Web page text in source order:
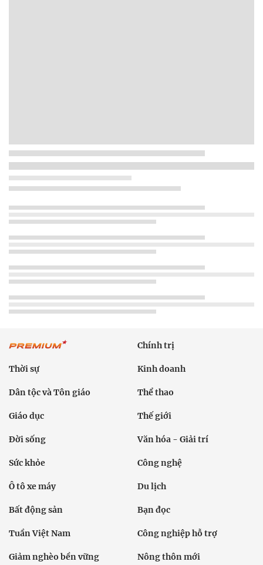
Chính trị
Thời sự Kinh doanh
Dân tộc và Tôn giáo Thể thao
Giáo dục Thế giới
Đời sống Văn hóa - Giải trí
Sức khỏe Công nghệ
Ô tô xe máy Du lịch
Bất động sản Bạn đọc
Tuần Việt Nam Công nghiệp hỗ trợ
Giảm nghèo bền vững Nông thôn mới